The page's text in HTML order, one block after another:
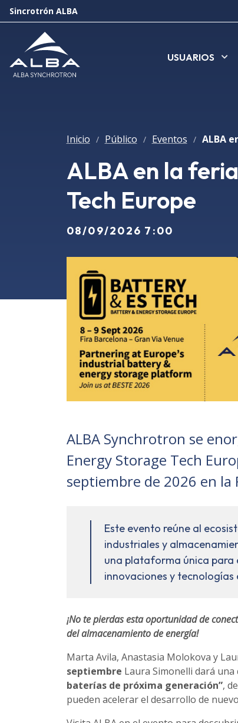
Sincrotrón ALBA
USUARIOS
Inicio / Público / Eventos /
ALBA en la
Tech Europe
08/09/2026 7:00
ALBA Synchrotron se
Energy Storage Tech
septiembre de 2026 en la
Este evento reúne al
industriales y
una plataforma única para
innovaciones y tecnologías
¡No te pierdas esta oportunidad de
del almacenamiento de energía!
Marta Avila, Anastasia Molokova y
septiembre Laura Simonelli dará
baterías de próxima generación”,
pueden acelerar el desarrollo de